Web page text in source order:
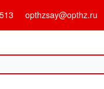
opthzsay@opthz.ru